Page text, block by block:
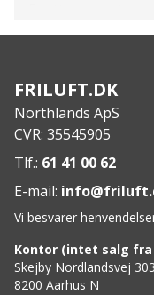
Specs:
FRILUFT.DK
Northlands ApS
CVR: 35545905
Tlf.: 61 41 00 62
E-mail:
Vi besvarer
Kontor (intet salg fra
Skejby Nordlandsvej
8200 Aarhus N